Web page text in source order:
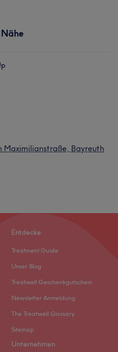
Maximilianstraße, Bayreuth
Entdecke
Treatment Guide
Unser Blog
Treatwell Geschenkgutschein
Newsletter Anmeldung
The Treatwell Glossary
Sitemap
Unternehmen